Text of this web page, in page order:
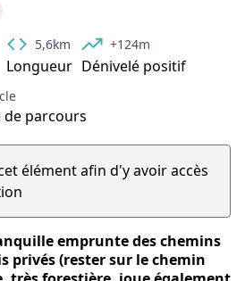
5,6km
Longueur
+124m
Dénivelé positif
de parcours
élément afin d'y avoir accès
emprunte des chemins
privés (rester sur le chemin